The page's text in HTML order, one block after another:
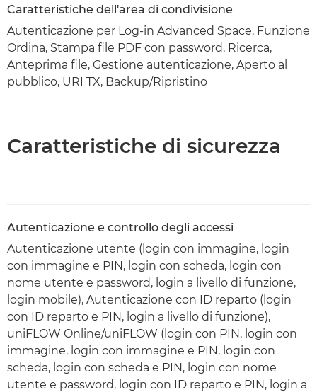
Caratteristiche dell'area di condivisione
Autenticazione per Log-in Advanced Space, Funzione
Ordina, Stampa file PDF con password, Ricerca,
Anteprima file, Gestione autenticazione, Aperto al
pubblico, URI TX, Backup/Ripristino
Caratteristiche di sicurezza
Autenticazione e controllo degli accessi
Autenticazione utente (login con immagine, login
con immagine e PIN, login con scheda, login con
nome utente e password, login a livello di funzione,
login mobile), Autenticazione con ID reparto (login
con ID reparto e PIN, login a livello di funzione),
uniFLOW Online/uniFLOW (login con PIN, login con
immagine, login con immagine e PIN, login con
scheda, login con scheda e PIN, login con nome
utente e password, login con ID reparto e PIN, login a